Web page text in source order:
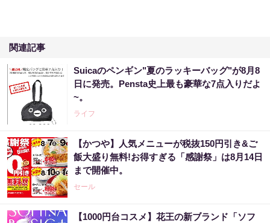
関連記事
Suicaのペンギン"夏のラッキーバッグ"が8月8
日に発売。Pensta史上最も豪華な7点入りだよ
~。
ライフ
【かつや】人気メニューが税抜150円引き&ご
飯大盛り無料!お得すぎる「感謝祭」は8月14日
まで開催中。
セール
【1000円台コスメ】花王の新ブランド「ソフ